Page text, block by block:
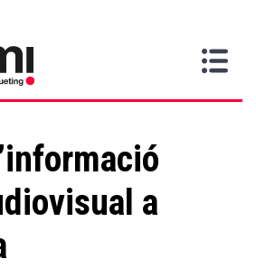
Contacta
a